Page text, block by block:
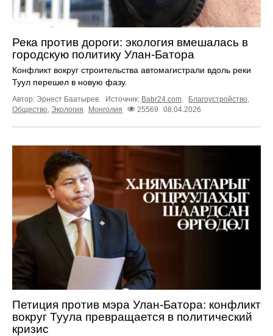
Река против дороги: экология вмешалась в
городскую политику Улан-Батора
Конфликт вокруг строительства автомагистрали вдоль реки
Туул перешел в новую фазу.
Автор: Эрнест Баатырев. Источник: Babr24.com. Благоустройство,
Общество, Экология Монголия 25569 08.04.2026
Петиция против мэра Улан-Батора: конфликт
вокруг Туула превращается в политический
кризис